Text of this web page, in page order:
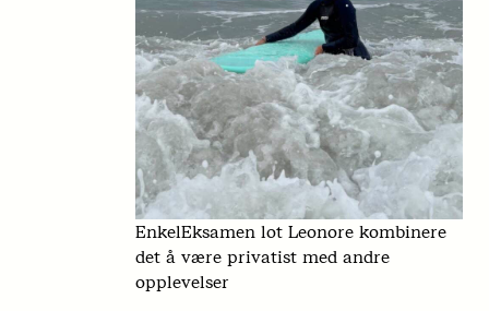
EnkelEksamen lot Leonore kombinere
det å være privatist med andre
opplevelser